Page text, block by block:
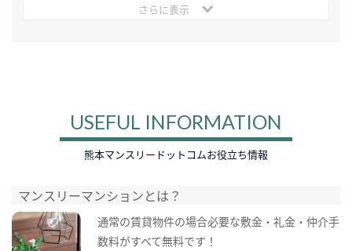
さらに表示
USEFUL INFORMATION
熊本マンスリードットコムお役立ち情報
マンスリーマンションとは？
通常の賃貸物件の場合必要な敷金・礼金・仲介手
数料がすべて無料です！